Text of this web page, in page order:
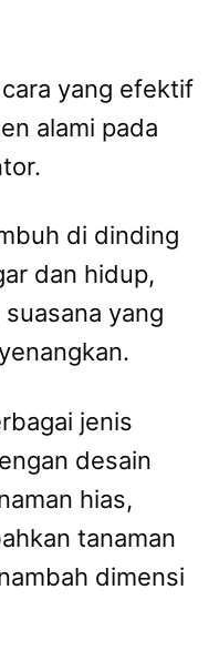
yang efektif
alami pada
di dinding
dan hidup,
yang
jenis
desain
hias,
tanaman
dimensi